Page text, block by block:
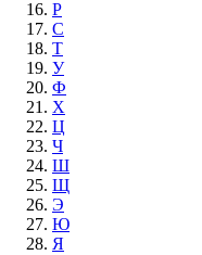
Р
С
Т
У
Ф
Х
Ц
Ч
Ш
Щ
Э
Ю
Я